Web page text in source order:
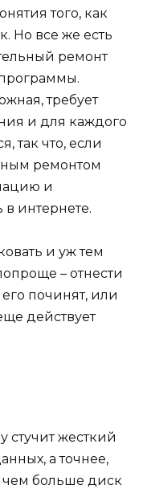
того, как
Но все же есть
ремонт
требует
и для каждого
так что, если
ремонтом
и
интернете.
и уж тем
– отнести
починят, или
действует
стучит жесткий
а точнее,
чем больше диск